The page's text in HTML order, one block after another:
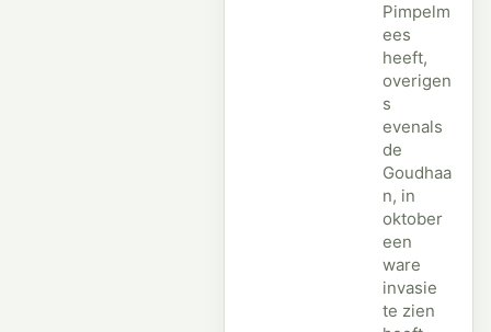
Pimpelm
ees
heeft,
overigen
s
evenals
de
Goudhaa
n, in
oktober
een
ware
invasie
te zien